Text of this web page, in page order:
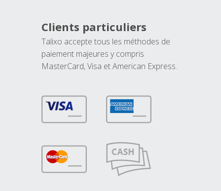
Clients particuliers
Talixo accepte tous les méthodes de
paiement majeures y compris
MasterCard, Visa et American Express.